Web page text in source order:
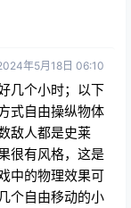
几个小时；以下
式自由操纵物体
敌人都是史莱
有风格，这是
中的物理效果可
个自由移动的小
止都很好现在说